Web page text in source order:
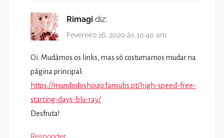
Rimagi diz:
Fevereiro 16, 2020 às 10:40 am
Oi. Mudámos os links, mas só costumamos mudar na
página principal:
https://mundodoshoujo.fansubs.pt/high-speed-free-
starting-days-blu-ray/
Desfruta!
Responder